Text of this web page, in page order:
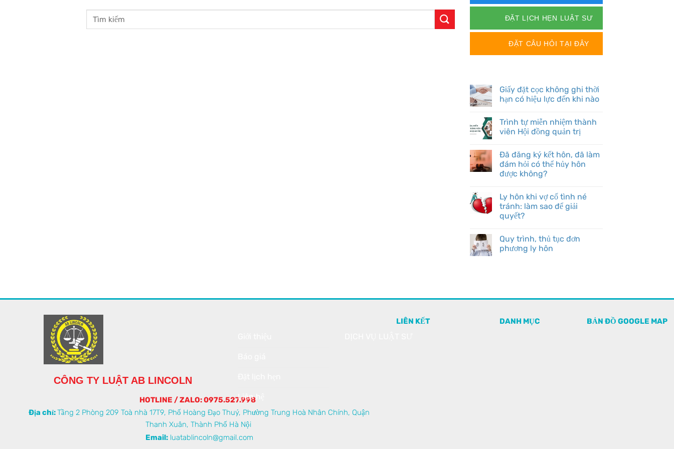
ĐẶT LỊCH HẸN LUẬT SƯ
ĐẶT CÂU HỎI TẠI ĐÂY
Giấy đặt cọc không ghi thời
hạn có hiệu lực đến khi nào
Trình tự miễn nhiệm thành
viên Hội đồng quản trị
Đã đăng ký kết hôn, đã làm
đám hỏi có thể hủy hôn
được không?
Ly hôn khi vợ cố tình né
tránh: làm sao để giải
quyết?
Quy trình, thủ tục đơn
phương ly hôn
CÔNG TY LUẬT AB LINCOLN
HOTLINE / ZALO: 0975.527.998
Địa chỉ:Tầng 2 Phòng 209 Toà nhà 17T9, Phố Hoàng Đạo Thuý, Phường Trung Hoà Nhân Chính, Quận
Thanh Xuân, Thành Phố Hà Nội
Email:luatablincoln@gmail.com
LIÊN KẾT
Liên hệ
DANH MỤC BẢN ĐỒ GOOGLE MAP